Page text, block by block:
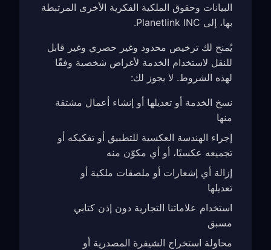
البيانات وحقوق الملكية الفكرية الأخرى المرتبطة
بها، إلى Planetlink INC.
يُمنح لك ترخيص محدود وغير حصري وغير قابل
للنقل لاستخدام الخدمة لأغراض شخصية وفقًا
لهذه الشروط. لا يجوز لك:
نسخ الخدمة أو تعديلها أو إنشاء أعمال مشتقة
منها
إجراء الهندسة العكسية للتطبيق أو تفكيكه أو
تجميعه عكسيًا، أو أي مكوّن منه
إزالة أي إشعارات أو ملصقات ملكية أو
تعديلها
استخدام علاماتنا التجارية دون إذن كتابي
مسبق
محاولة استخراج الشيفرة المصدرية أو